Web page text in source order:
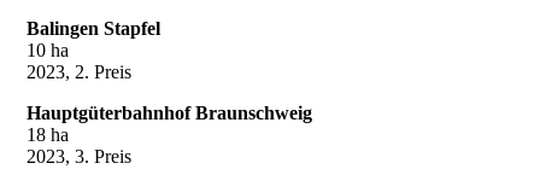
Balingen Stapfel
10 ha
2023, 2. Preis
Hauptgüterbahnhof Braunschweig
18 ha
2023, 3. Preis